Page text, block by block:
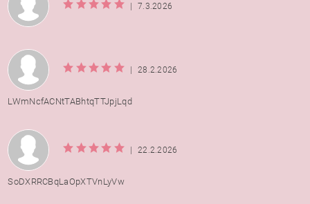
| 7.3.2026
| 28.2.2026
LWmNcfACNtTABhtqTTJpjLqd
| 22.2.2026
SoDXRRCBqLaOpXTVnLyVw